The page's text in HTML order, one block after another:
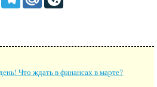
Что ждать в финансах в марте?